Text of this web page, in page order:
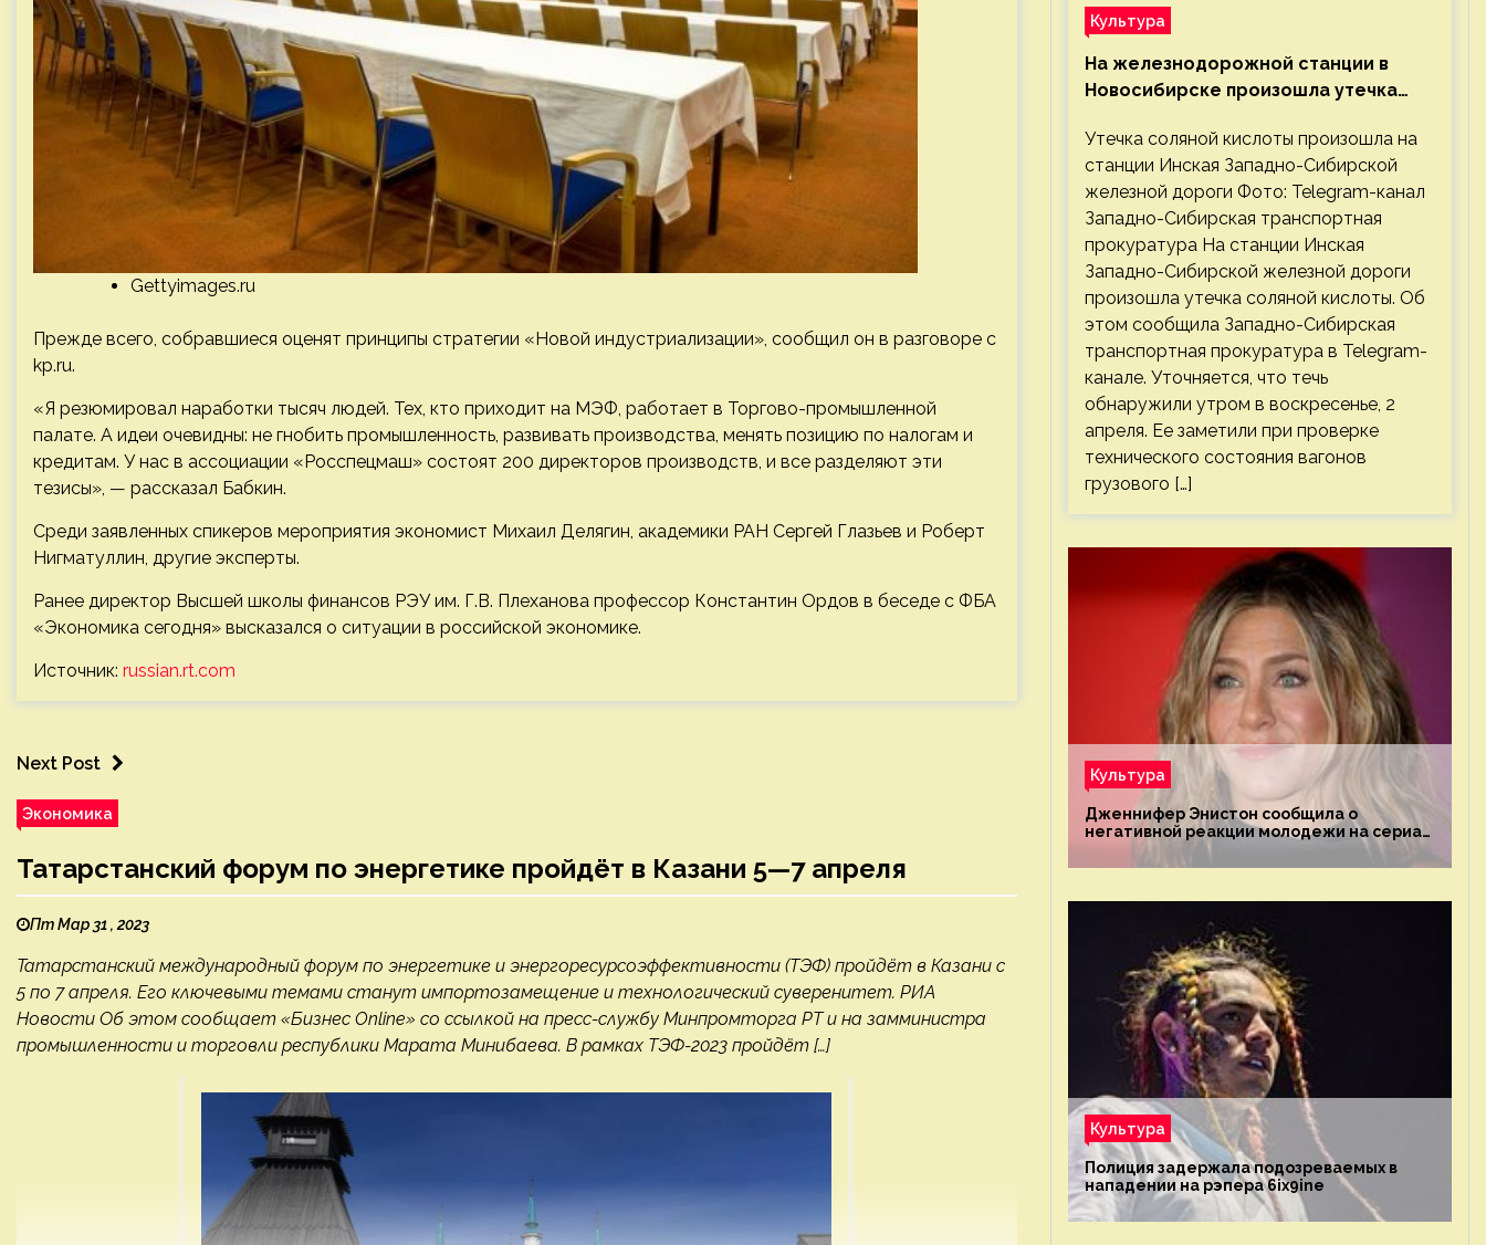
Gettyimages.ru
Прежде всего, собравшиеся оценят принципы стратегии «Новой индустриализации», сообщил он в разговоре с
kp.ru.
«Я резюмировал наработки тысяч людей. Тех, кто приходит на МЭФ, работает в Торгово-промышленной
палате. А идеи очевидны: не гнобить промышленность, развивать производства, менять позицию по налогам и
кредитам. У нас в ассоциации «Росспецмаш» состоят 200 директоров производств, и все разделяют эти
тезисы», — рассказал Бабкин.
Среди заявленных спикеров мероприятия экономист Михаил Делягин, академики РАН Сергей Глазьев и Роберт
Нигматуллин, другие эксперты.
Ранее директор Высшей школы финансов РЭУ им. Г.В. Плеханова профессор Константин Ордов в беседе с ФБА
«Экономика сегодня» высказался о ситуации в российской экономике.
Источник: russian.rt.com
Next Post
Экономика
Татарстанский форум по энергетике пройдёт в Казани 5—7 апреля
Пт Мар 31 , 2023
Татарстанский международный форум по энергетике и энергоресурсоэффективности (ТЭФ) пройдёт в Казани с
5 по 7 апреля. Его ключевыми темами станут импортозамещение и технологический суверенитет. РИА
Новости Об этом сообщает «Бизнес Online» со ссылкой на пресс-службу Минпромторга РТ и на замминистра
промышленности и торговли республики Марата Минибаева. В рамках ТЭФ-2023 пройдёт […]
Культура
На железнодорожной станции в
Новосибирске произошла утечка
Утечка соляной кислоты произошла на
станции Инская Западно-Сибирской
железной дороги Фото: Telegram-канал
Западно-Сибирская транспортная
прокуратура На станции Инская
Западно-Сибирской железной дороги
произошла утечка соляной кислоты. Об
этом сообщила Западно-Сибирская
транспортная прокуратура в Telegram-
канале. Уточняется, что течь
обнаружили утром в воскресенье, 2
апреля. Ее заметили при проверке
технического состояния вагонов
грузового […]
Культура
Дженнифер Энистон сообщила о
негативной реакции молодежи на сериал
Культура
Полиция задержала подозреваемых в
нападении на рэпера 6ix9ine